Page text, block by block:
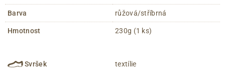
Barva růžová/stříbrná
Hmotnost 230g (1 ks)
Svršek textílie